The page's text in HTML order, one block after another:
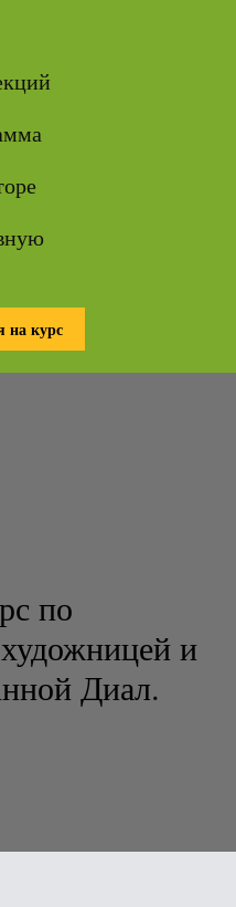
на курс
по
и
Диал.